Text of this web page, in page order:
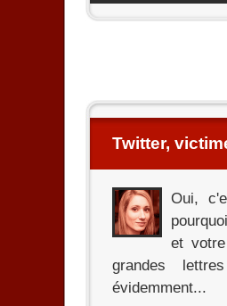
Twitter,
Oui,
et
grandes
évidemment...